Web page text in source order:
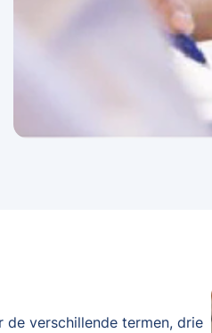
verschillende termen, drie